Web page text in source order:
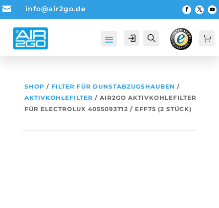
 info@air2go.de
Account Suche 
SHOP / FILTER FÜR DUNSTABZUGSHAUBEN /
AKTIVKOHLEFILTER / AIR2GO AKTIVKOHLEFILTER
FÜR ELECTROLUX 4055093712 / EFF75 (2 STÜCK)